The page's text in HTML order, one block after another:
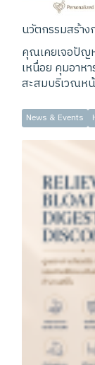
นวัตกรรมสร้าง
คุณเคยเจอปัญ
เหนื่อย คุมอาห
สะสมบริเวณห
News & Events